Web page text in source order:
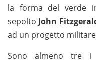
la forma del verde
sepolto John
ad un progetto
Sono almeno tre